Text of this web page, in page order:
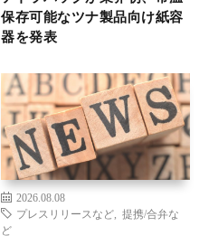
保存可能なツナ製品向け紙容
器を発表
2026.08.08
プレスリリースなど
提携/合弁な
ど